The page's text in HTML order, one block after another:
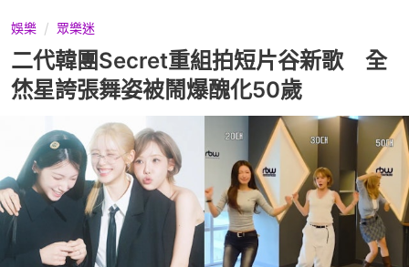
娛樂 眾樂迷
二代韓團Secret重組拍短片谷新歌 全
烋星誇張舞姿被鬧爆醜化50歲